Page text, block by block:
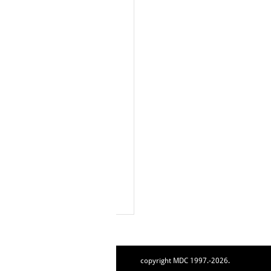
copyright MDC 1997.-2026.